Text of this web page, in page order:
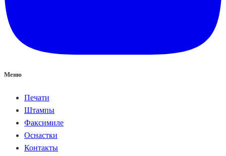
Меню
Печати
Штампы
Факсимиле
Оснастки
Контакты